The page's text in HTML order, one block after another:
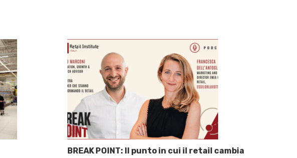
BREAK POINT: Il punto in cui il retail cambia